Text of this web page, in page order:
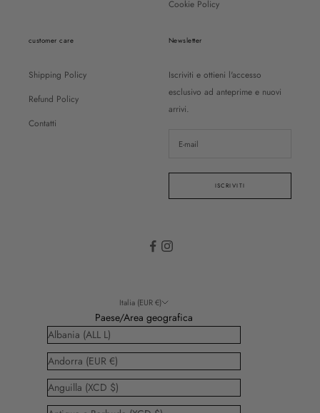
Cookie Policy
customer care
Shipping Policy
Refund Policy
Contatti
Newsletter
Iscriviti e ottieni l'accesso
esclusivo ad anteprime e nuovi
arrivi.
ISCRIVITI
Italia (EUR €)
Paese/Area geografica
Albania (ALL L)
Andorra (EUR €)
Anguilla (XCD $)